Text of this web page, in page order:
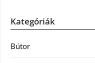
Kategóriák
Bútor